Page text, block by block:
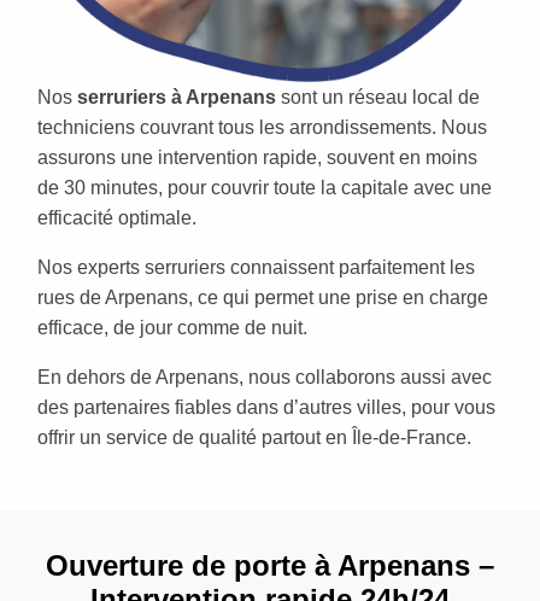
Nos serruriers à Arpenans sont un réseau local de
techniciens couvrant tous les arrondissements. Nous
assurons une intervention rapide, souvent en moins
de 30 minutes, pour couvrir toute la capitale avec une
efficacité optimale.
Nos experts serruriers connaissent parfaitement les
rues de Arpenans, ce qui permet une prise en charge
efficace, de jour comme de nuit.
En dehors de Arpenans, nous collaborons aussi avec
des partenaires fiables dans d’autres villes, pour vous
offrir un service de qualité partout en Île-de-France.
Ouverture de porte à Arpenans –